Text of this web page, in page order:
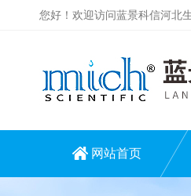
您好！欢迎访问蓝景科信河北
网站首页